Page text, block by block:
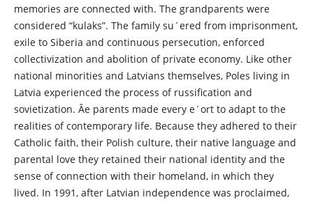
memories are connected with. The grandparents were
considered “kulaks”. The family su´ered from imprisonment,
exile to Siberia and continuous persecution, enforced
collectivization and abolition of private economy. Like other
national minorities and Latvians themselves, Poles living in
Latvia experienced the process of russification and
sovietization. Âe parents made every e´ort to adapt to the
realities of contemporary life. Because they adhered to their
Catholic faith, their Polish culture, their native language and
parental love they retained their national identity and the
sense of connection with their homeland, in which they
lived. In 1991, after Latvian independence was proclaimed,